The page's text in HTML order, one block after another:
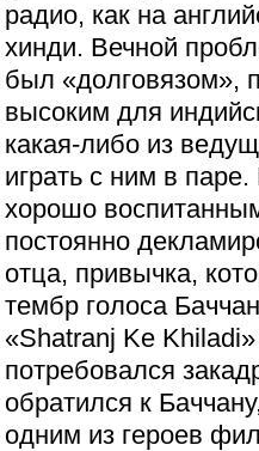
радио, как на
хинди. Вечной
был «долговязом»,
высоким для
какая-либо из
играть с ним в
хорошо
постоянно
отца, привычка,
тембр голоса
«Shatranj Ke
потребовался
обратился к
одним из героев